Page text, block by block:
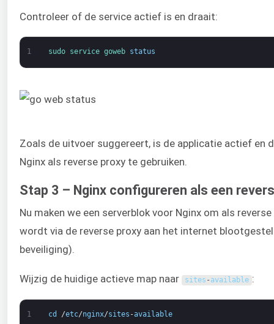
Controleer of de service actief is en draait:
1 sudo service goweb status
Zoals de uitvoer suggereert, is de applicatie actief en
Nginx als reverse proxy te gebruiken.
Stap 3 – Nginx configureren als een
Nu maken we een serverblok voor Nginx om als
wordt via de reverse proxy aan het internet
beveiliging).
Wijzig de huidige actieve map naar sites - available :
1 cd /etc/nginx/sites -available